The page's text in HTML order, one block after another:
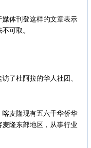
体刊登这样的文章表示
可取。
了杜阿拉的华人社团、
麦隆现有五六千华侨华
隆东部地区，从事行业